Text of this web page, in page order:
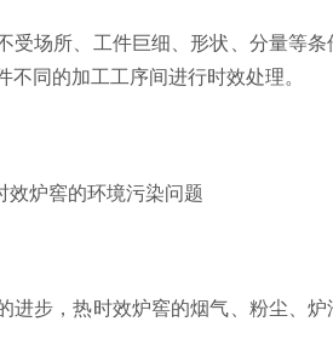
受场所、工件巨细、形状、分量等
同的加工工序间进行时效处理。
效炉窖的环境污染问题
进步，热时效炉窖的烟气、粉尘、